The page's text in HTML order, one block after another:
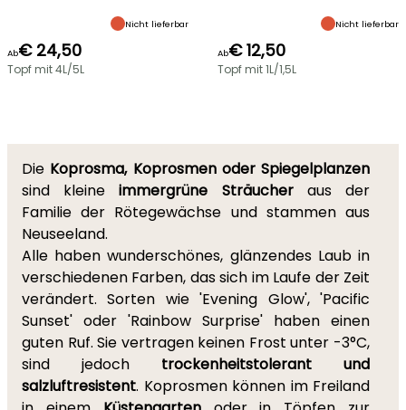
Nicht lieferbar
Ab€ 24,50
Topf mit 4L/5L
Nicht lieferbar
Ab€ 12,50
Topf mit 1L/1,5L
Die Koprosma, Koprosmen oder Spiegelplanzen
sind kleineimmergrüne Sträucheraus der
Familie der Rötegewächse und stammen aus
Neuseeland.
Alle haben wunderschönes, glänzendes Laub in
verschiedenen Farben, das sich im Laufe der Zeit
verändert. Sorten wie 'Evening Glow', 'Pacific
Sunset' oder 'Rainbow Surprise' haben einen
guten Ruf. Sie vertragen keinen Frost unter -3°C,
sind jedoch trockenheitstolerant und
salzluftresistent. Koprosmen können im Freiland